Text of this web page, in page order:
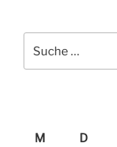
nach:
M
D